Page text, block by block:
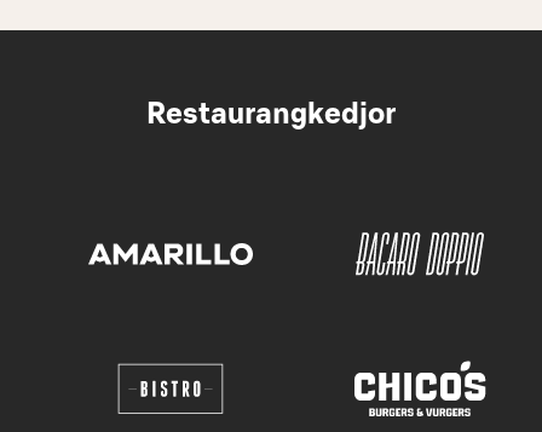
Restaurangkedjor